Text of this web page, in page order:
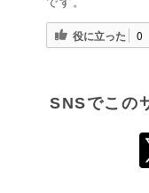
役に立った 0
SNSでこの